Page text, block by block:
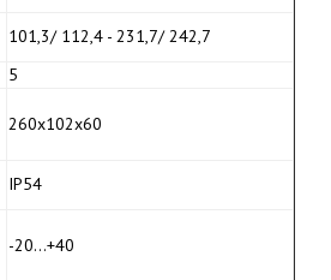
101,3/ 112,4 - 231,7/ 242,7
5
260x102x60
IP54
-20…+40